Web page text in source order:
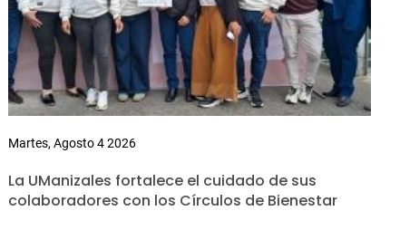
Martes, Agosto 4 2026
La UManizales fortalece el cuidado de sus
colaboradores con los Círculos de Bienestar